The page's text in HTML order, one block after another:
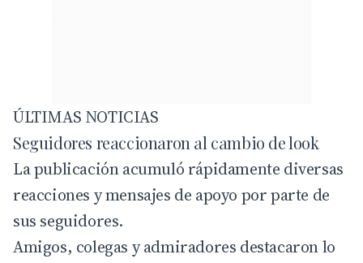
ÚLTIMAS NOTICIAS
Seguidores reaccionaron al cambio de look
La publicación acumuló rápidamente diversas
reacciones y mensajes de apoyo por parte de
sus seguidores.
Amigos, colegas y admiradores destacaron lo